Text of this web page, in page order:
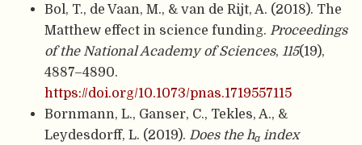
Bol, T., de Vaan, M., & van de Rijt, A. (2018). The
Matthew effect in science funding. Proceedings
of the National Academy of Sciences, 115(19),
4887–4890.
https://doi.org/10.1073/pnas.1719557115
Bornmann, L., Ganser, C., Tekles, A., &
Leydesdorff, L. (2019). Does the hα index